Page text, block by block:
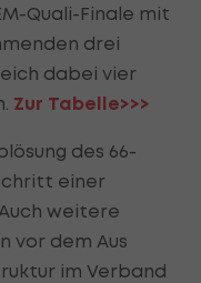
Quali-Finale mit
drei
dabei vier
Zur Tabelle>>>
des 66-
einer
weitere
vor dem Aus
im Verband